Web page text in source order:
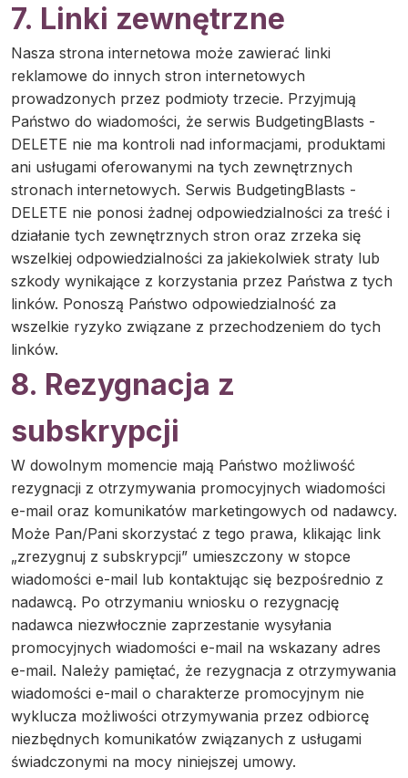
7. Linki zewnętrzne
Nasza strona internetowa może zawierać linki
reklamowe do innych stron internetowych
prowadzonych przez podmioty trzecie. Przyjmują
Państwo do wiadomości, że serwis BudgetingBlasts -
DELETE nie ma kontroli nad informacjami, produktami
ani usługami oferowanymi na tych zewnętrznych
stronach internetowych. Serwis BudgetingBlasts -
DELETE nie ponosi żadnej odpowiedzialności za treść i
działanie tych zewnętrznych stron oraz zrzeka się
wszelkiej odpowiedzialności za jakiekolwiek straty lub
szkody wynikające z korzystania przez Państwa z tych
linków. Ponoszą Państwo odpowiedzialność za
wszelkie ryzyko związane z przechodzeniem do tych
linków.
8. Rezygnacja z
subskrypcji
W dowolnym momencie mają Państwo możliwość
rezygnacji z otrzymywania promocyjnych wiadomości
e-mail oraz komunikatów marketingowych od nadawcy.
Może Pan/Pani skorzystać z tego prawa, klikając link
„zrezygnuj z subskrypcji” umieszczony w stopce
wiadomości e-mail lub kontaktując się bezpośrednio z
nadawcą. Po otrzymaniu wniosku o rezygnację
nadawca niezwłocznie zaprzestanie wysyłania
promocyjnych wiadomości e-mail na wskazany adres
e-mail. Należy pamiętać, że rezygnacja z otrzymywania
wiadomości e-mail o charakterze promocyjnym nie
wyklucza możliwości otrzymywania przez odbiorcę
niezbędnych komunikatów związanych z usługami
świadczonymi na mocy niniejszej umowy.